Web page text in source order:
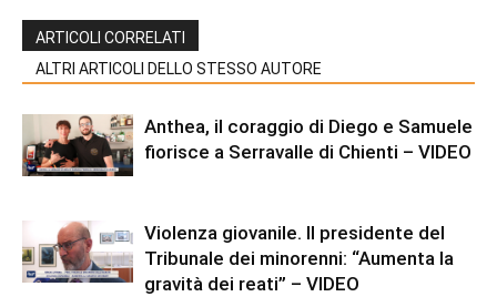
ARTICOLI CORRELATI
ALTRI ARTICOLI DELLO STESSO AUTORE
Anthea, il coraggio di Diego e Samuele
fiorisce a Serravalle di Chienti – VIDEO
Violenza giovanile. Il presidente del
Tribunale dei minorenni: “Aumenta la
gravità dei reati” – VIDEO